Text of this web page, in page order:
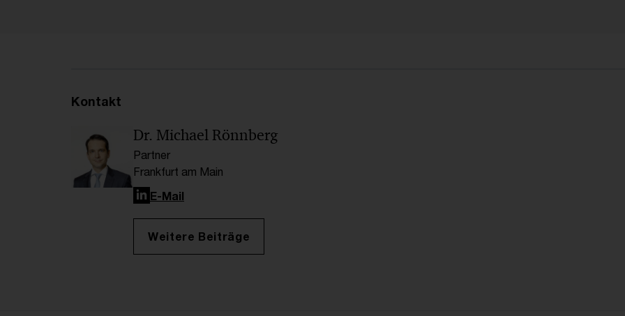
Kontakt
Dr. Michael Rönnberg
Partner
Frankfurt am Main
LinkedIn
E-Mail
Weitere Beiträge